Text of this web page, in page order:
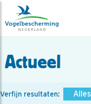
Actueel
Verfijn resultaten: Alles